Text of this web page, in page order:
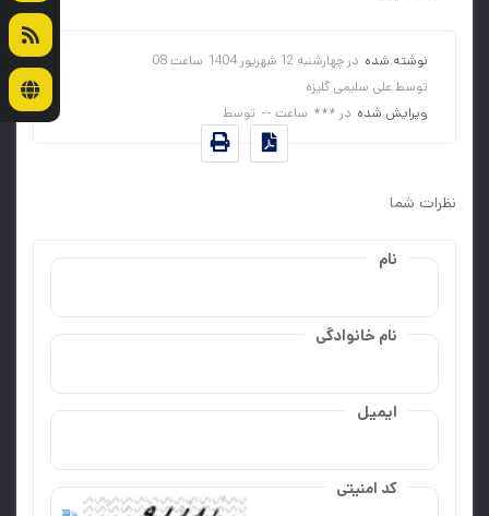
نوشته شده در چهارشنبه 12 شهريور 1404 ساعت08
توسطعلی سلیمی گلیزه
ویرایش شده در *** ساعت -- توسط
نظرات شما
نام
نام خانوادگی
ایمیل
کد امنیتی